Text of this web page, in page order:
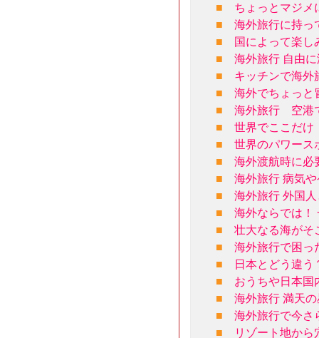
■
ちょっとマジ
■
海外旅行に持っ
■
国によって楽し
■
海外旅行 自由
■
キッチンで海外
■
海外でちょっと
■
海外旅行 空港
■
世界でここだけ
■
世界のパワース
■
海外渡航時に必
■
海外旅行 病気
■
海外旅行 外国
■
海外ならでは！
■
壮大なる海がそ
■
海外旅行で困
■
日本とどう違
■
おうちや日本国
■
海外旅行 満天
■
海外旅行で今さ
■
リゾート地か